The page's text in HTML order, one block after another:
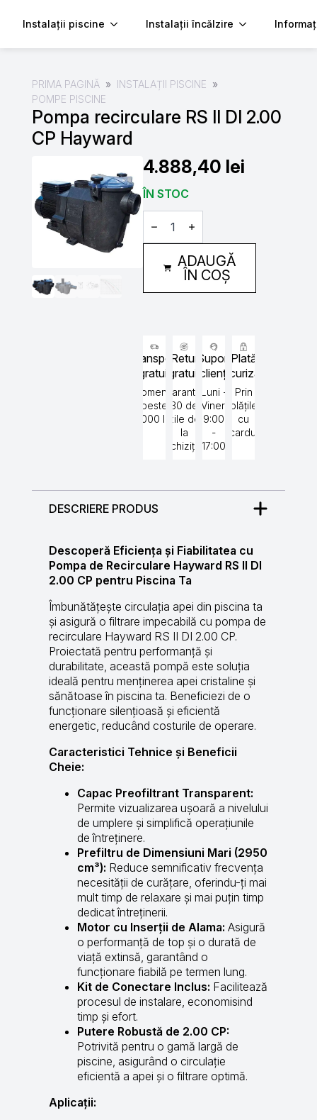
Instalații piscine Instalații încălzire
PRIMA PAGINĂ
INSTALAȚII PISCINE
POMPE PISCINE
Pompa recirculare RS II DI 2.00
CP Hayward
4.888,40 lei
ÎN STOC
Cantitate
Pompa
CP
ADAUGĂ
ÎN COȘ
Transport
gratuit
Comenzi
peste
5000 lei
Retur
gratuit
Garantat
30 de
zile de
la
achiziție
Suport
clienți
Luni -
Vineri
9:00
-
17:00
Plată
securizată
Prin
plățile
cu
cardul
DESCRIERE PRODUS
Descoperă Eficiența și Fiabilitatea cu
Pompa de Recirculare Hayward RS II DI
2.00 CP pentru Piscina Ta
Îmbunătățește circulația apei din piscina ta
și asigură o filtrare impecabilă cu pompa de
recirculare Hayward RS II DI 2.00 CP.
Proiectată pentru performanță și
durabilitate, această pompă este soluția
ideală pentru menținerea apei cristaline și
sănătoase în piscina ta. Beneficiezi de o
funcționare silențioasă și eficientă
energetic, reducând costurile de operare.
Caracteristici Tehnice și Beneficii
Cheie:
Capac Preofiltrant Transparent:
Permite vizualizarea ușoară a nivelului
de umplere și simplifică operațiunile
de întreținere.
Prefiltru de Dimensiuni Mari (2950
cm³): Reduce semnificativ frecvența
necesității de curățare, oferindu-ți mai
mult timp de relaxare și mai puțin timp
dedicat întreținerii.
Motor cu Inserții de Alama: Asigură
o performanță de top și o durată de
viață extinsă, garantând o
funcționare fiabilă pe termen lung.
Kit de Conectare Inclus: Facilitează
procesul de instalare, economisind
timp și efort.
Putere Robustă de 2.00 CP:
Potrivită pentru o gamă largă de
piscine, asigurând o circulație
eficientă a apei și o filtrare optimă.
Aplicații: